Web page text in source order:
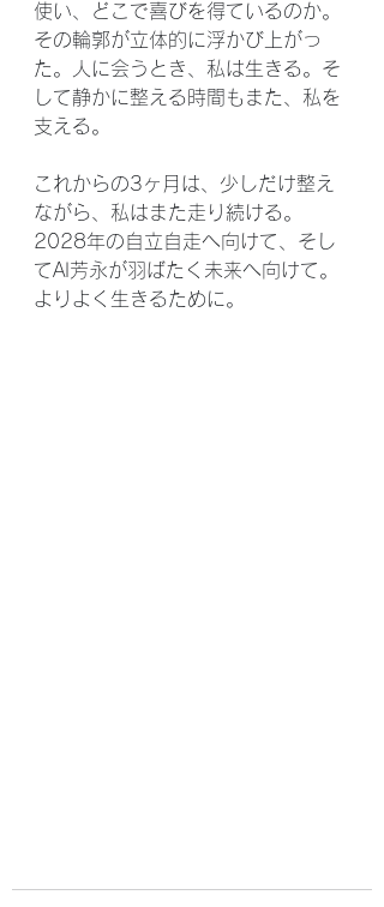
使い、どこで喜びを得ているのか。
その輪郭が立体的に浮かび上がっ
た。人に会うとき、私は生きる。そ
して静かに整える時間もまた、私を
支える。
これからの3ヶ月は、少しだけ整え
ながら、私はまた走り続ける。
2028年の自立自走へ向けて、そし
てAI芳永が羽ばたく未来へ向けて。
よりよく生きるために。